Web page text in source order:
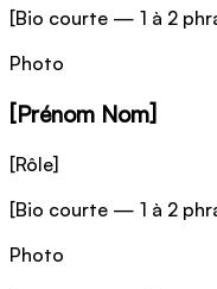
[Bio courte — 1 à 2
Photo
[Prénom Nom]
[Rôle]
[Bio courte — 1 à 2
Photo